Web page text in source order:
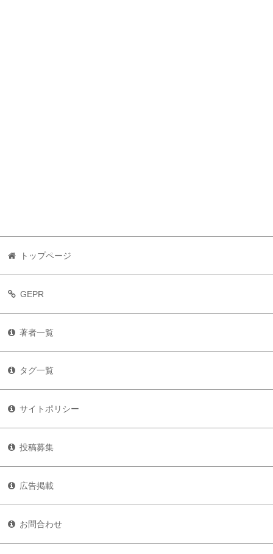
トップページ
GEPR
著者一覧
タグ一覧
サイトポリシー
投稿募集
広告掲載
お問合わせ